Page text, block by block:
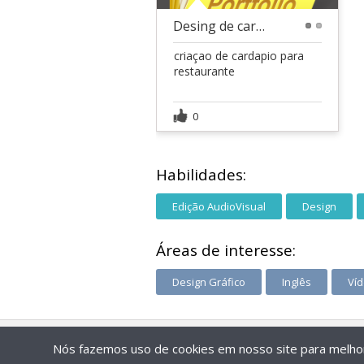
Desing de cardapio
criaçao de cardapio para
restaurante
0
Habilidades:
Edição AudioVisual Design
Áreas de interesse:
Design Gráfico Inglês
Nós fazemos uso de cookies em nosso site para